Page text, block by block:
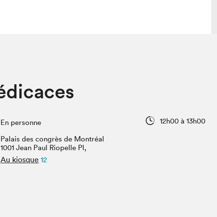
Vidéos et balados
En personne
12h00 à 13h00
Palais des congrès de Montréal
1001 Jean Paul Riopelle Pl,
Au kiosque 12